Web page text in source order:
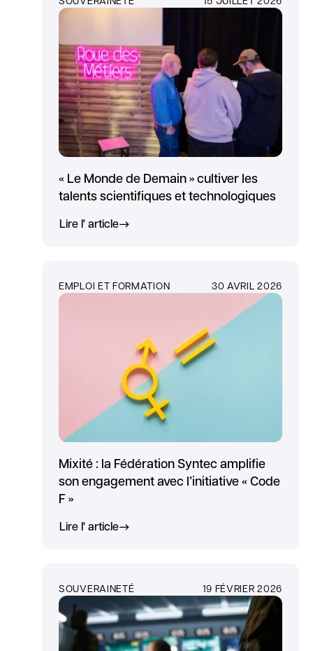
« Le Monde de Demain » cultiver les
talents scientifiques et technologiques
Lire l' article
EMPLOI ET FORMATION 30 AVRIL 2026
Mixité : la Fédération Syntec amplifie
son engagement avec l’initiative « Code
F »
Lire l' article
SOUVERAINETÉ 19 FÉVRIER 2026